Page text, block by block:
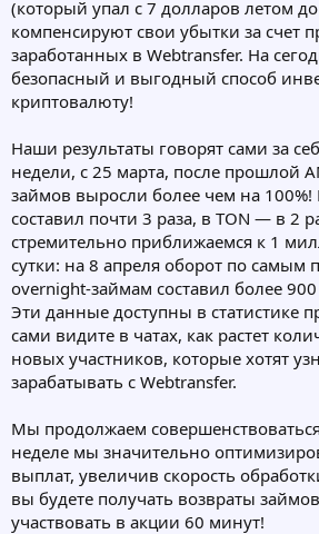
(который упал с 7 долларов летом
компенсируют свои убытки за счет
заработанных в Webtransfer. На
безопасный и выгодный способ
криптовалюту!
Наши результаты говорят сами за
недели, с 25 марта, после прошлой
займов выросли более чем на 100%!
составил почти 3 раза, в TON — в 2
стремительно приближаемся к 1
сутки: на 8 апреля оборот по самым
overnight-займам составил более
Эти данные доступны в статистике
сами видите в чатах, как растет
новых участников, которые хотят
зарабатывать с Webtransfer.
Мы продолжаем
неделе мы значительно
выплат, увеличив скорость
вы будете получать возвраты
участвовать в акции 60 минут!